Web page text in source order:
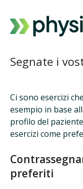
Segnate i
Ci sono esercizi
esempio in base
profilo del
esercizi come
preferiti